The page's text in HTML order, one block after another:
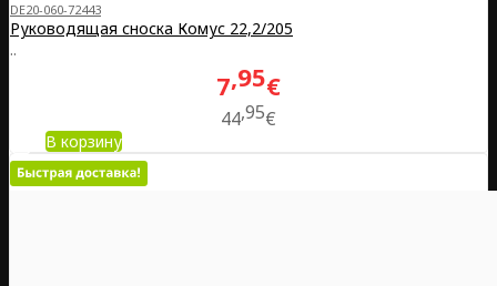
DE20-060-72443
Руководящая сноска Комус 22,2/205
..
7 95€
4495€
В корзину